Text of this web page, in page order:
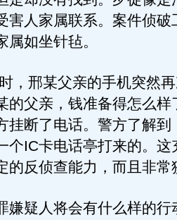
害人家属联系。案件侦破
如坐针毡。
邢某父亲的手机突然再
的父亲，钱准备得怎么样
挂断了电话。警方了解到
个IC卡电话亭打来的。这
的反侦查能力，而且非常
疑人将会有什么样的行